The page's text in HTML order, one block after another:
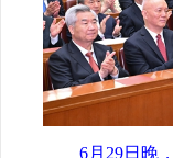
6月29日晚，